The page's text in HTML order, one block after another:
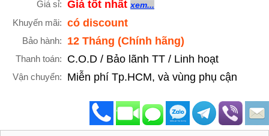
Giá sỉ: Giá tốt nhất xem...
Khuyến mãi: có discount
Bảo hành: 12 Tháng (Chính hãng)
Thanh toán: C.O.D / Bảo lãnh TT / Linh hoạt
Vận chuyển: Miễn phí Tp.HCM, và vùng phụ cận